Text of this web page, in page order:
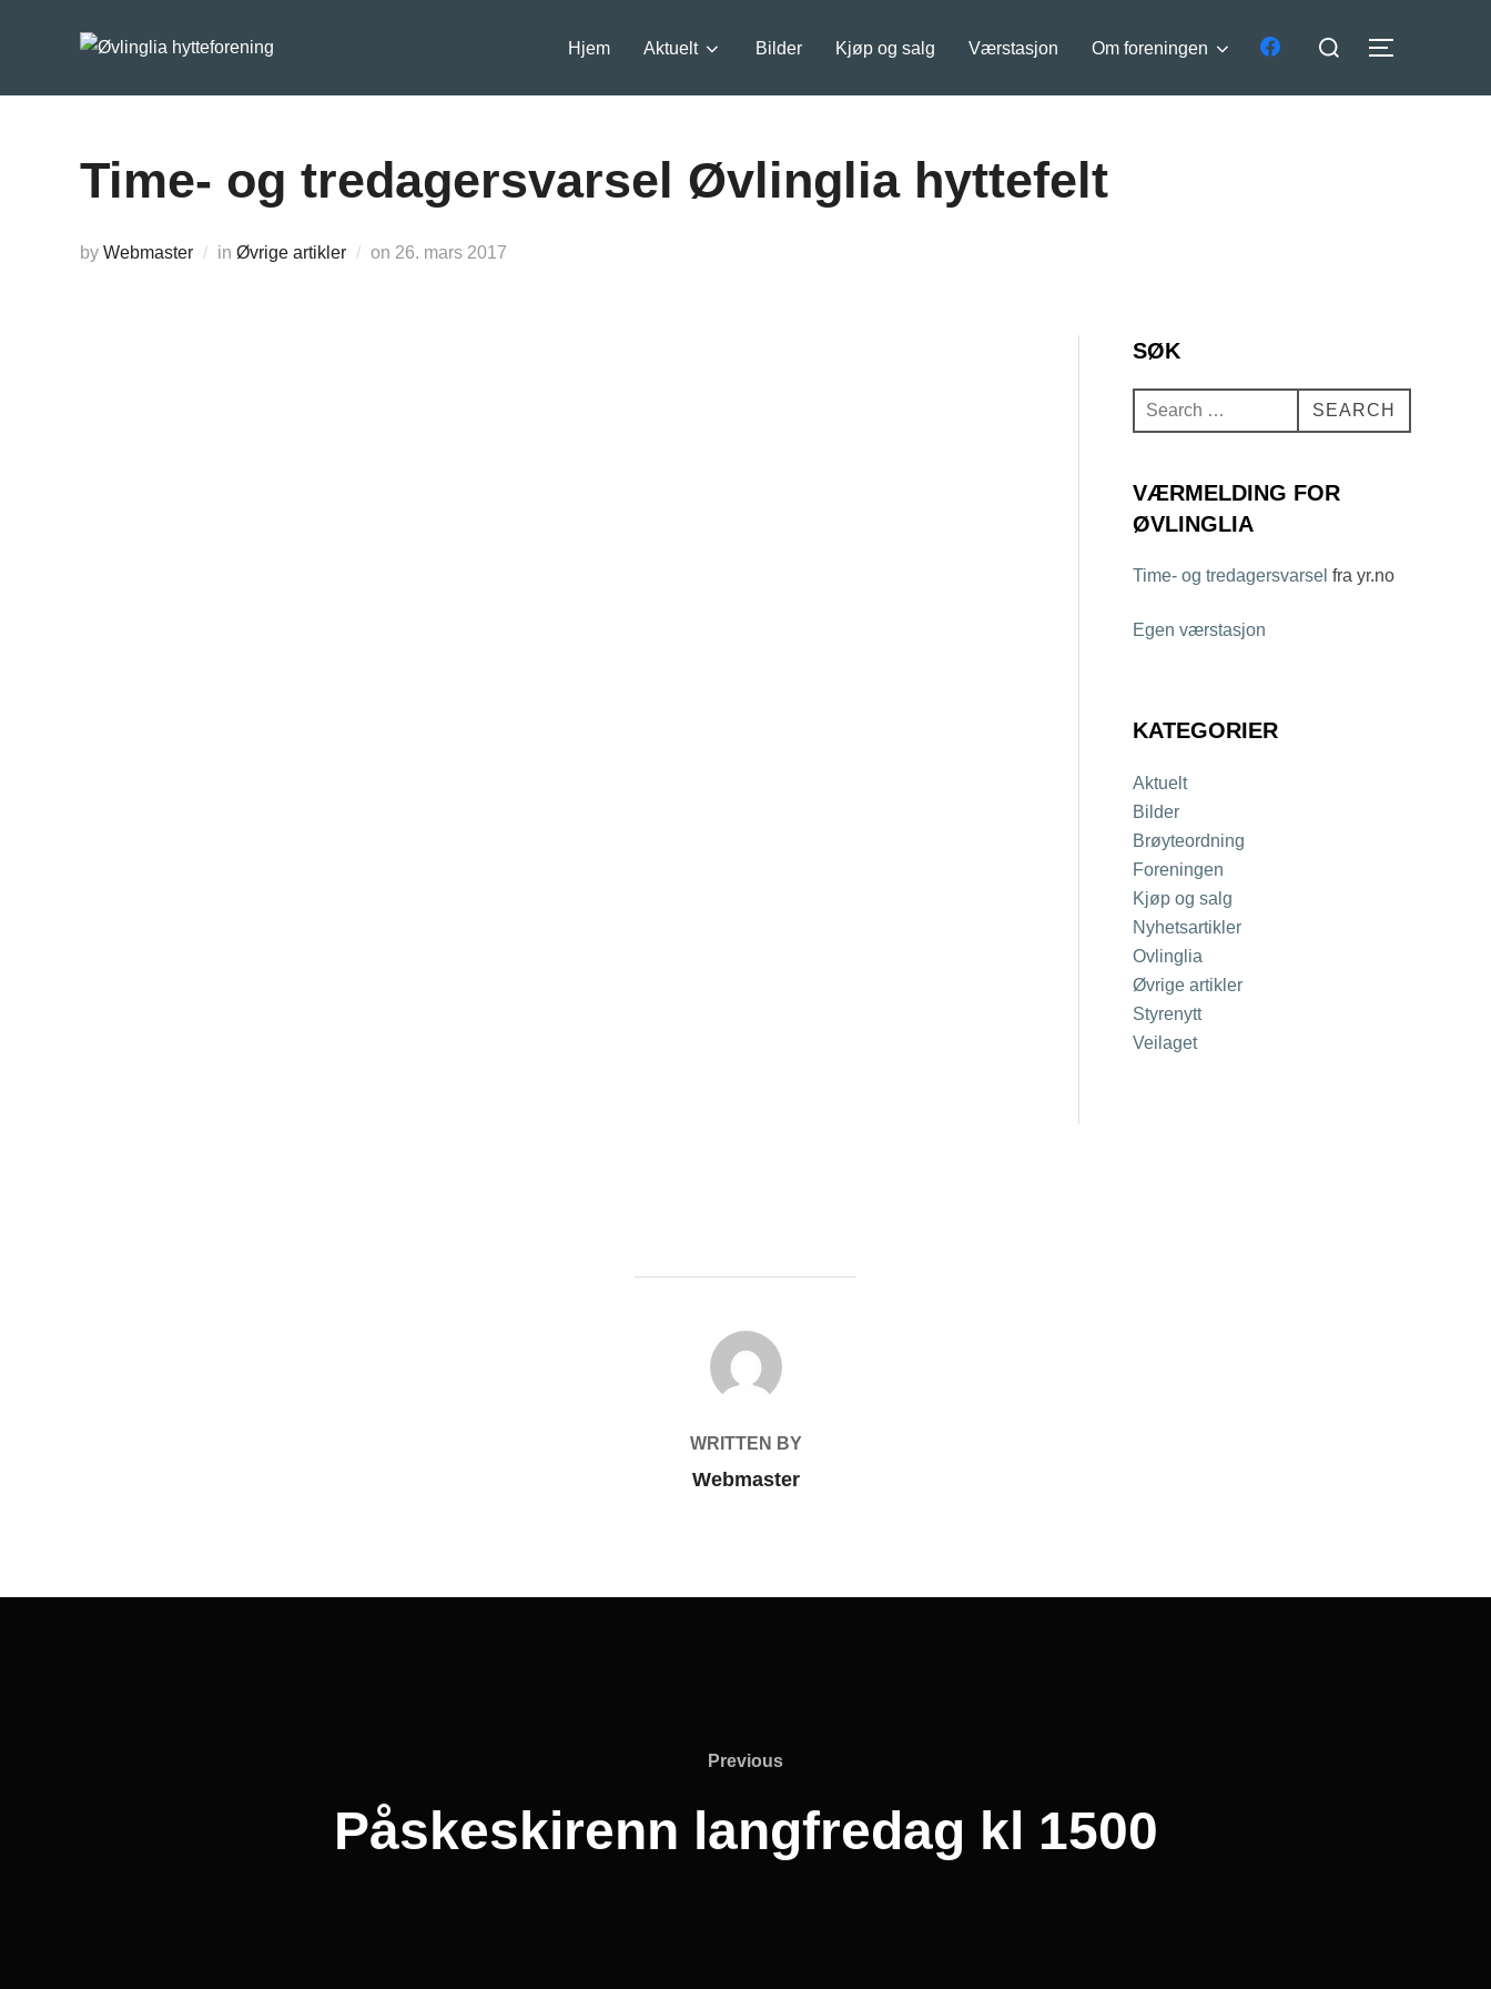
Hjem Aktuelt Bilder Kjøp og salg Værstasjon Om foreningen
Search
TOGGLE
Time- og tredagersvarsel Øvlinglia hyttefelt
by Webmaster in Øvrige artikler on Posted
26. mars 2017
SØK
Search
for:
SEARCH
VÆRMELDING FOR
ØVLINGLIA
Time- og tredagersvarsel fra yr.no
Egen værstasjon
KATEGORIER
Aktuelt
Bilder
Brøyteordning
Foreningen
Kjøp og salg
Nyhetsartikler
Ovlinglia
Øvrige artikler
Styrenytt
Veilaget
POST AUTHOR
WRITTEN BY
Webmaster
Previous
Previous
Påskeskirenn langfredag kl 1500